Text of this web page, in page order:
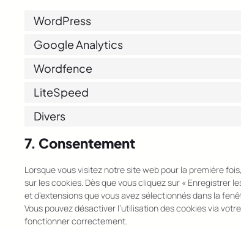
WordPress
Google Analytics
Wordfence
LiteSpeed
Divers
7. Consentement
Lorsque vous visitez notre site web pour la première
sur les cookies. Dès que vous cliquez sur « Enregistrer
et d’extensions que vous avez sélectionnés dans la
Vous pouvez désactiver l’utilisation des cookies via
fonctionner correctement.